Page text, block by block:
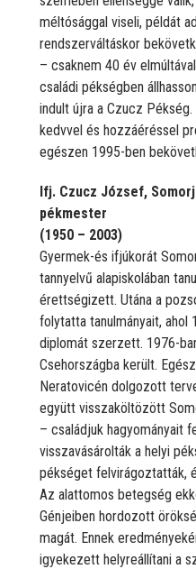
méltósággal viseli, példát
rendszerváltáskor
– csaknem 40 év
családi pékségben
indult újra a Czucz
kedvvel és hozzáéréssel
egészen 1995-ben
Ifj. Czucz József,
pékmester
(1950 – 2003)
Gyermek-és ifjúkorát
tannyelvű alapiskolában
érettségizett. Utána a
folytatta tanulmányait, ahol
diplomát szerzett. 1976-
Csehországba került.
Neratovicén dolgozott
együtt visszaköltözött
– családjuk hagyományait
visszavásárolták a helyi
pékséget felvirágoztatták,
Az alattomos betegség
Génjeiben hordozott
magát. Ennek
igyekezett helyreállítani a